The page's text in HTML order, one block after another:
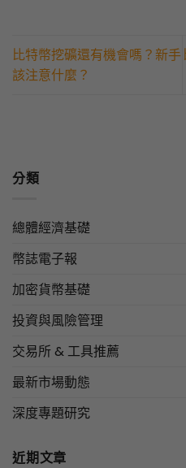
比特幣挖礦還有機會嗎？新手
該注意什麼？
分類
總體經濟基礎
幣誌電子報
加密貨幣基礎
投資與風險管理
交易所 & 工具推薦
最新市場動態
深度專題研究
近期文章